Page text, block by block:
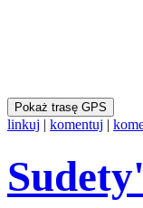
Pokaż trasę GPS
linkuj | komentuj |